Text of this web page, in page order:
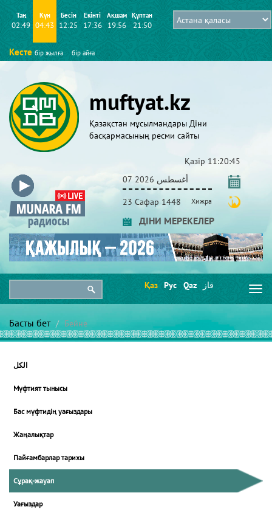
Таң
02:49
Күн
04:43
Бесін
12:25
Екінті
17:36
Ақшам
19:56
Құптан
21:50
Кесте бір жылға бір айға
muftyat.kz
Қазақстан мұсылмандары Діни
басқармасының ресми сайты
Қазір 11:20:45
07 أغسطس 2026
23 Сафар 1448 Хижра
ДІНИ МЕРЕКЕЛЕР
Қаз Рус Qaz قاز
Басты бет Бейне
الكل
Мүфтият тынысы
Бас мүфтидің уағыздары
Жаңалықтар
Пайғамбарлар тарихы
Сұрақ-жауап
Уағыздар